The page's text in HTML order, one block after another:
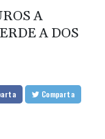
A
A DOS
Comparta